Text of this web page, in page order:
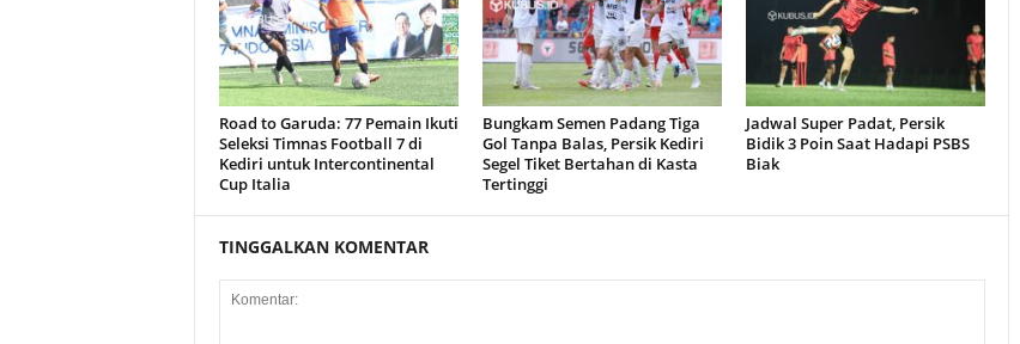
Road to Garuda: 77 Pemain Ikuti
Seleksi Timnas Football 7 di
Kediri untuk Intercontinental
Cup Italia
Bungkam Semen Padang Tiga
Gol Tanpa Balas, Persik Kediri
Segel Tiket Bertahan di Kasta
Tertinggi
Jadwal Super Padat, Persik
Bidik 3 Poin Saat Hadapi PSBS
Biak
TINGGALKAN KOMENTAR